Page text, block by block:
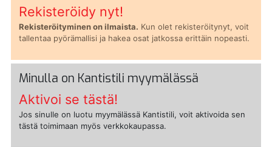
Rekisteröidy nyt!
Rekisteröityminen on ilmaista. Kun olet rekisteröitynyt, voit
tallentaa pyörämallisi ja hakea osat jatkossa erittäin nopeasti.
Minulla on Kantistili myymälässä
Aktivoi se tästä!
Jos sinulle on luotu myymälässä Kantistili, voit aktivoida sen
tästä toimimaan myös verkkokaupassa.